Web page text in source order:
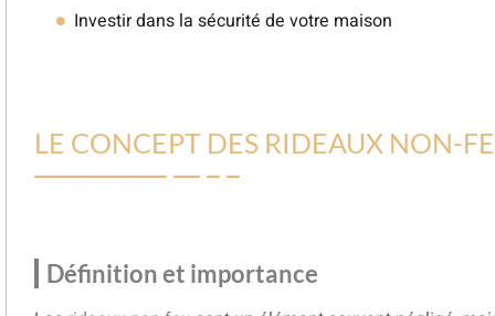
Investir dans la sécurité de votre maison
LE CONCEPT DES RIDEAUX NON-
Définition et importance